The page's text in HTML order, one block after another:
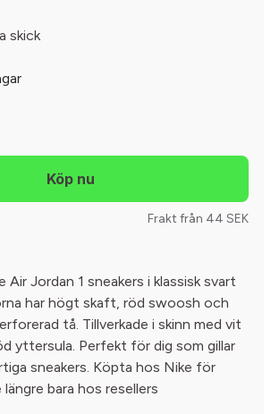
skick
Frakt från 44 SEK
Air Jordan 1 sneakers i klassisk svart
har högt skaft, röd swoosh och
tå. Tillverkade i skinn med vit
yttersula. Perfekt för dig som gillar
sneakers. Köpta hos Nike för
bara hos resellers